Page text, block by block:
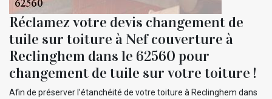
Réclamez votre devis changement de
tuile sur toiture à Nef couverture à
Reclinghem dans le 62560 pour
changement de tuile sur votre toiture !
Afin de préserver l’étanchéité de votre toiture à Reclinghem dans